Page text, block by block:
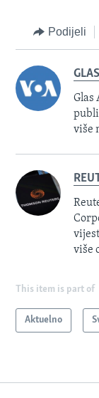
Podijeli
Glas
više
više
This item is part of
Aktuelno